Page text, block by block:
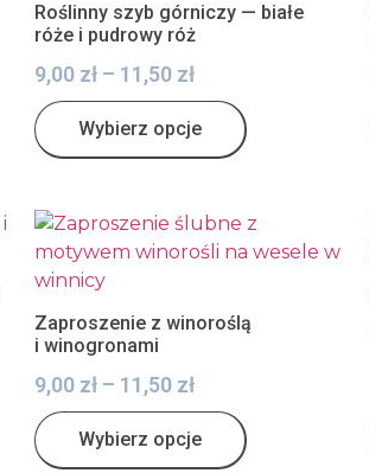
Roślinny szyb górniczy — białe
róże i pudrowy róż
9,00 zł – 11,50 zł
Wybierz opcje
Zaproszenie z winoroślą
i winogronami
9,00 zł – 11,50 zł
Wybierz opcje